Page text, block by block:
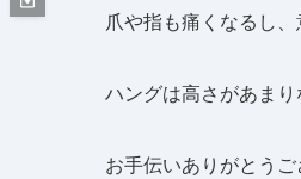
爪や指も痛くなるし、
ハングは高さがあまり
お手伝いありがとうご